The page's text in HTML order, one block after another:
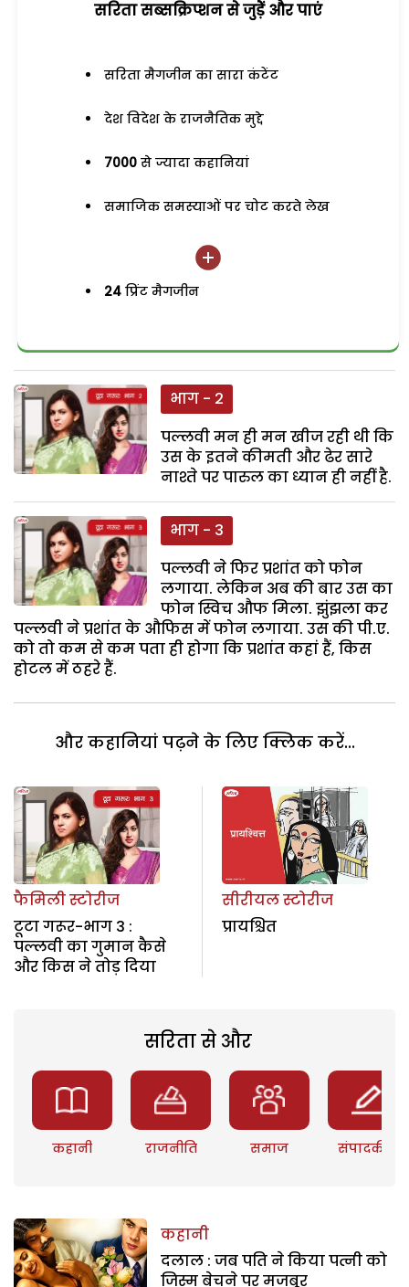
सरिता सब्सक्रिप्शन से जुड़ेें और पाएं
सरिता मैगजीन का सारा कंटेंट
देश विदेश के राजनैतिक मुद्दे
7000 से ज्यादा कहानियां
समाजिक समस्याओं पर चोट करते लेख
24 प्रिंट मैगजीन
भाग - 2
पल्लवी मन ही मन खीज रही थी कि
उस के इतने कीमती और ढेर सारे
नाश्ते पर पारुल का ध्यान ही नहीं है.
भाग - 3
पल्लवी ने फिर प्रशांत को फोन
लगाया. लेकिन अब की बार उस का
फोन स्विच औफ मिला. झुंझला कर
पल्लवी ने प्रशांत के औफिस में फोन लगाया. उस की पी.ए.
को तो कम से कम पता ही होगा कि प्रशांत कहां हैं, किस
होटल में ठहरे हैं.
और कहानियां पढ़ने के लिए क्लिक करें...
फैमिली स्टोरीज
टूटा गरूर-भाग 3 :
पल्लवी का गुमान कैसे
और किस ने तोड़ दिया
सीरीयल स्टोरीज
प्रायश्चित
सरिता से और
कहानी राजनीति समाज संपादकीय
कहानी
दलाल : जब पति ने किया पत्नी को
जिस्म बेचने पर मजबूर